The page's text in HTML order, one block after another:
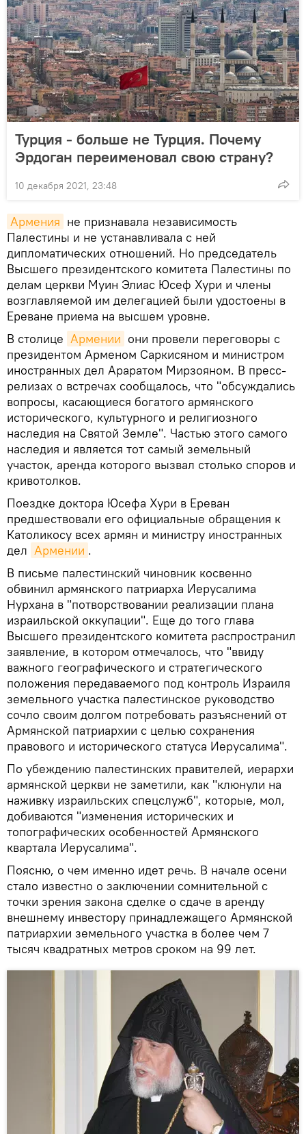
Турция - больше не Турция. Почему
Эрдоган переименовал свою страну?
10 декабря 2021, 23:48
Армения не признавала независимость
Палестины и не устанавливала с ней
дипломатических отношений. Но председатель
Высшего президентского комитета Палестины по
делам церкви Муин Элиас Юсеф Хури и члены
возглавляемой им делегацией были удостоены в
Ереване приема на высшем уровне.
В столице Армении они провели переговоры с
президентом Арменом Саркисяном и министром
иностранных дел Араратом Мирзояном. В пресс-
релизах о встречах сообщалось, что "обсуждались
вопросы, касающиеся богатого армянского
исторического, культурного и религиозного
наследия на Святой Земле". Частью этого самого
наследия и является тот самый земельный
участок, аренда которого вызвал столько споров и
кривотолков.
Поездке доктора Юсефа Хури в Ереван
предшествовали его официальные обращения к
Католикосу всех армян и министру иностранных
дел Армении .
В письме палестинский чиновник косвенно
обвинил армянского патриарха Иерусалима
Нурхана в "потворствовании реализации плана
израильской оккупации". Еще до того глава
Высшего президентского комитета распространил
заявление, в котором отмечалось, что "ввиду
важного географического и стратегического
положения передаваемого под контроль Израиля
земельного участка палестинское руководство
сочло своим долгом потребовать разъяснений от
Армянской патриархии с целью сохранения
правового и исторического статуса Иерусалима".
По убеждению палестинских правителей, иерархи
армянской церкви не заметили, как "клюнули на
наживку израильских спецслужб", которые, мол,
добиваются "изменения исторических и
топографических особенностей Армянского
квартала Иерусалима".
Поясню, о чем именно идет речь. В начале осени
стало известно о заключении сомнительной с
точки зрения закона сделке о сдаче в аренду
внешнему инвестору принадлежащего Армянской
патриархии земельного участка в более чем 7
тысяч квадратных метров сроком на 99 лет.